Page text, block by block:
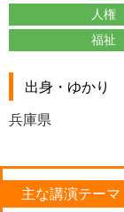
人権
福祉
出身・ゆかり
兵庫県
主な講演テーマ